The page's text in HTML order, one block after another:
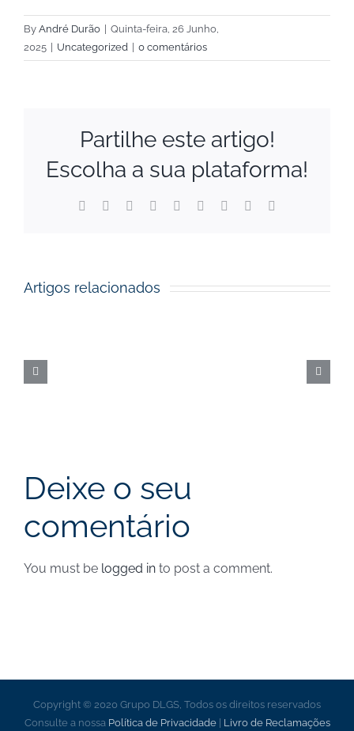
By André Durão
Quinta-feira, 26 Junho,
2025
Uncategorized 0 comentários
Partilhe este artigo!
Escolha a sua plataforma!
Facebook Reddit LinkedInWhatsApp
TumblrPinterest
Artigos relacionados
Prémios
data
Deixe o seu
comentário
You must be logged in to post a comment.
Copyright © 2020 Grupo DLGS, Todos os direitos reservados
Consulte a nossa Política de Privacidade| Livro de Reclamações